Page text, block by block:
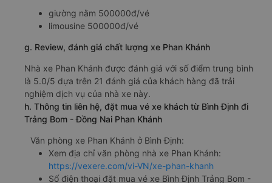
giường nằm 500000đ/vé
limousine 500000đ/vé
g. Review, đánh giá chất lượng xe Phan Khánh
Nhà xe Phan Khánh được đánh giá với số điểm trung bình
là 5.0/5 dựa trên 21 đánh giá của khách hàng đã trải
nghiệm dịch vụ của nhà xe này.
h. Thông tin liên hệ, đặt mua vé xe khách từ Bình Định đi
Trảng Bom - Đồng Nai Phan Khánh
Văn phòng xe Phan Khánh ở Bình Định:
Xem địa chỉ văn phòng nhà xe Phan Khánh:
https://vexere.com/vi-VN/xe-phan-khanh
Số điện thoại đặt mua vé xe Bình Định Trảng Bom -